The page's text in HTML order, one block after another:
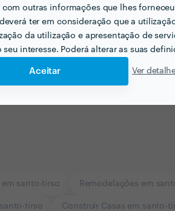
outras informações que lhes
ter em consideração que a
da utilização e apresentação de
seu interesse. Poderá alterar as suas
Aceitar Ver
em santo-tirso Remodelações em
tirso Construir Casas em santo-